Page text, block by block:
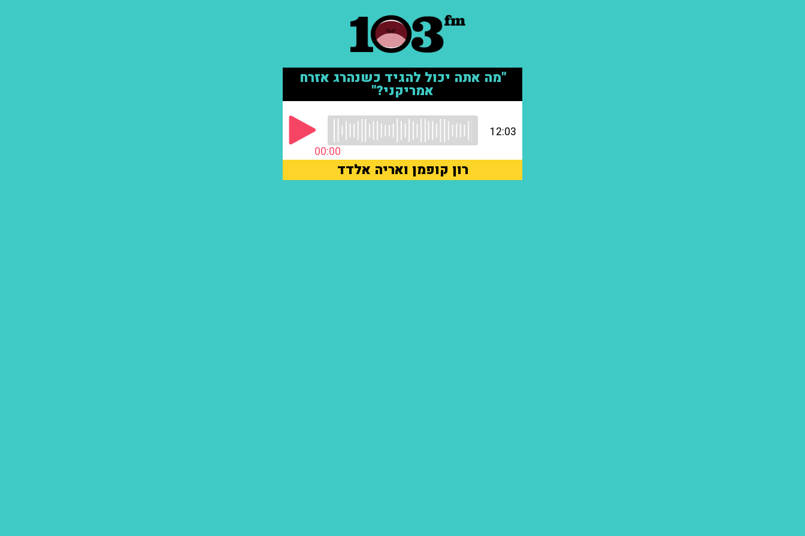
"מה אתה יכול להגיד כשנהרג אזרח
אמריקני?"
00:00
12:03
רון קופמן ואריה אלדד